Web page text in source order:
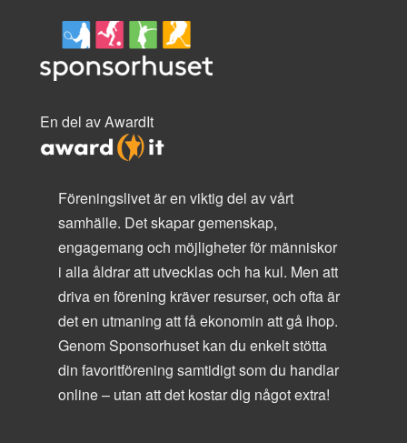
En del av AwardIt
Föreningslivet är en viktig del av vårt
samhälle. Det skapar gemenskap,
engagemang och möjligheter för människor
i alla åldrar att utvecklas och ha kul. Men att
driva en förening kräver resurser, och ofta är
det en utmaning att få ekonomin att gå ihop.
Genom Sponsorhuset kan du enkelt stötta
din favoritförening samtidigt som du handlar
online – utan att det kostar dig något extra!